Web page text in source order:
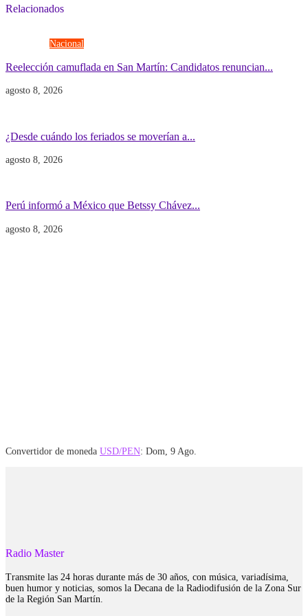
Relacionados
Nacional
Reelección camuflada en San Martín: Candidatos renuncian...
agosto 8, 2026
¿Desde cuándo los feriados se moverían a...
agosto 8, 2026
Perú informó a México que Betssy Chávez...
agosto 8, 2026
Convertidor de moneda USD/PEN: Dom, 9 Ago.
Radio Master
Transmite las 24 horas durante más de 30 años, con música, variadísima,
buen humor y noticias, somos la Decana de la Radiodifusión de la Zona Sur
de la Región San Martín.